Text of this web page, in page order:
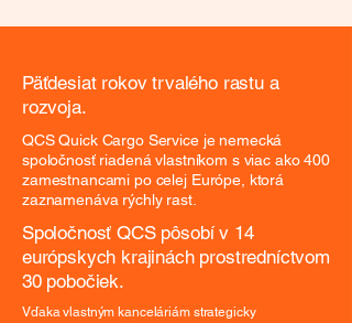
Päťdesiat rokov trvalého rastu a
rozvoja.
QCS Quick Cargo Service je nemecká
spoločnosť riadená vlastníkom s viac ako 400
zamestnancami po celej Európe, ktorá
zaznamenáva rýchly rast.
Spoločnosť QCS pôsobí v 14
európskych krajinách prostredníctvom
30 pobočiek.
Vďaka vlastným kanceláriám strategicky